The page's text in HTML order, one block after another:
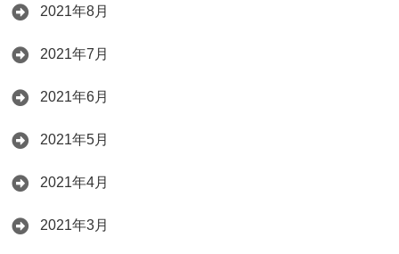
2021年8月
2021年7月
2021年6月
2021年5月
2021年4月
2021年3月